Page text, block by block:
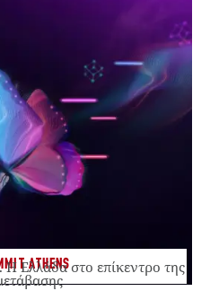
ATHENS
Ελλάδα στο επίκεντρο της